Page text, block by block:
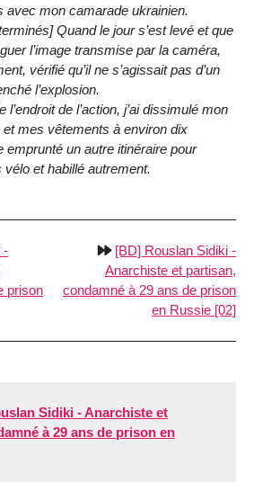
avec mon camarade ukrainien.
Quand le jour s’est levé et que
l’image transmise par la caméra,
vérifié qu’il ne s’agissait pas d’un
l’explosion.
de l’action, j’ai dissimulé mon
mes vêtements à environ dix
emprunté un autre itinéraire pour
et habillé autrement.
-
prison
[BD] Rouslan Sidiki -
Anarchiste et partisan,
condamné à 29 ans de prison
en Russie [02]
Sidiki - Anarchiste et
à 29 ans de prison en